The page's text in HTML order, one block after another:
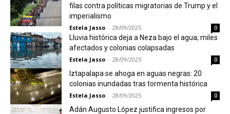
filas contra políticas migratorias de Trump y el
imperialismo
Estela Jasso - 28/09/2025 0
Lluvia histórica deja a Neza bajo el agua; miles
afectados y colonias colapsadas
Estela Jasso - 28/09/2025 0
Iztapalapa se ahoga en aguas negras: 20
colonias inundadas tras tormenta histórica
Estela Jasso - 28/09/2025 0
Adán Augusto López justifica ingresos por